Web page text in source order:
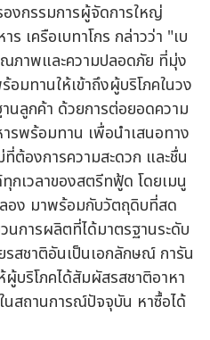
งกรรมการผู้จัดการใหญ่
เครือเบทาโกร กล่าวว่า "เบ
ภาพและความปลอดภัย ที่มุ่ง
มทานให้เข้าถึงผู้บริโภคในวง
านลูกค้า ด้วยการต่อยอดความ
พร้อมทาน เพื่อนำเสนอทาง
ต้องการความสะดวก และชื่น
กเวลาของสตรีทฟู้ด โดยเมนู
อง มาพร้อมกับวัตถุดิบที่สด
นการผลิตที่ได้มาตรฐานระดับ
รสชาติอันเป็นเอกลักษณ์ การัน
บริโภคได้สัมผัสรสชาติอาหา
นสถานการณ์ปัจจุบัน หาซื้อได้